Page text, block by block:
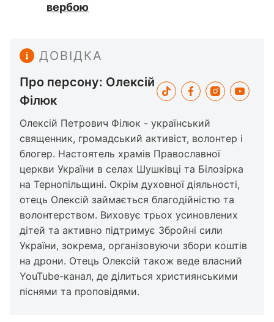
вербою
ДОВІДКА
Про персону: Олексій
Філюк
Олексій Петрович Філюк - український
священник, громадський активіст, волонтер і
блогер. Настоятель храмів Православної
церкви України в селах Шушківці та Білозірка
на Тернопільщині. Окрім духовної діяльності,
отець Олексій займається благодійністю та
волонтерством. Виховує трьох усиновлених
дітей та активно підтримує Збройні сили
України, зокрема, організовуючи збори коштів
на дрони. Отець Олексій також веде власний
YouTube-канал, де ділиться християнськими
піснями та проповідями.